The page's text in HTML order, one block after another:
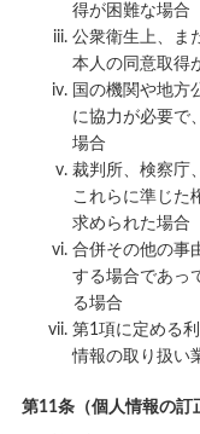
得が困難な場合
公衆衛生上、ま
本人の同意取得
国の機関や地方
に協力が必要で
場合
裁判所、検察庁
これらに準じた
求められた場合
合併その他の事
する場合であっ
る場合
第1項に定める
情報の取り扱い
第11条（個人情報の訂